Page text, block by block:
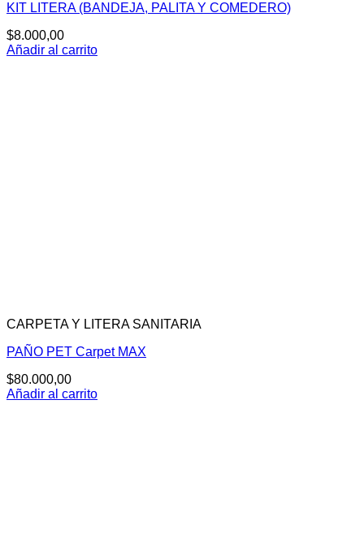
KIT LITERA (BANDEJA, PALITA Y COMEDERO)
$8.000,00
Añadir al carrito
CARPETA Y LITERA SANITARIA
PAÑO PET Carpet MAX
$80.000,00
Añadir al carrito